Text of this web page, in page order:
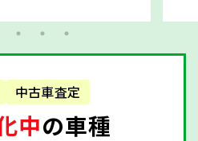
中古車査定
中の車種